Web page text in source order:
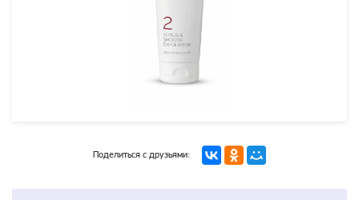
Поделиться с друзьями: